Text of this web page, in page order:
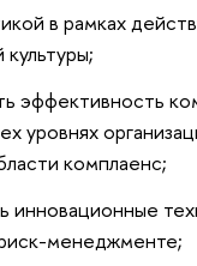
в рамках
эффективность
уровнях
комплаенс;
инновационные
менеджменте;